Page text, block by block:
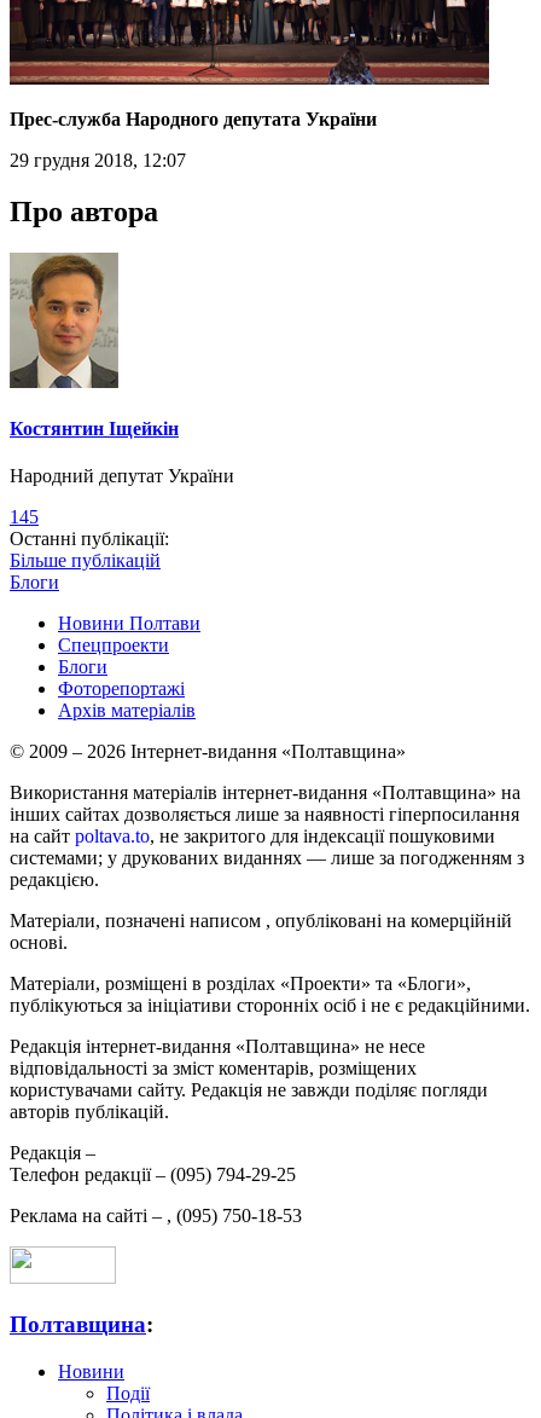
Прес-служба Народного депутата України
29 грудня 2018, 12:07
Про автора
Костянтин Іщейкін
Народний депутат України
145
Останні публікації:
Більше публікацій
Блоги
Новини Полтави
Спецпроекти
Блоги
Фоторепортажі
Архів матеріалів
© 2009 – 2026 Інтернет-видання «Полтавщина»
Використання матеріалів інтернет-видання «Полтавщина» на
інших сайтах дозволяється лише за наявності гіперпосилання
на сайт poltava.to, не закритого для індексації пошуковими
системами; у друкованих виданнях — лише за погодженням з
редакцією.
Матеріали, позначені написом , опубліковані на комерційній
основі.
Матеріали, розміщені в розділах «Проекти» та «Блоги»,
публікуються за ініціативи сторонніх осіб і не є редакційними.
Редакція інтернет-видання «Полтавщина» не несе
відповідальності за зміст коментарів, розміщених
користувачами сайту. Редакція не завжди поділяє погляди
авторів публікацій.
Редакція –
Телефон редакції – (095) 794-29-25
Реклама на сайті – , (095) 750-18-53
Полтавщина:
Новини
Події